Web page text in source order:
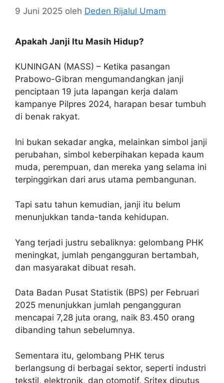
9 Juni 2025 oleh Deden Rijalul Umam
Apakah Janji Itu Masih Hidup?
KUNINGAN (MASS) – Ketika pasangan
Prabowo-Gibran mengumandangkan janji
penciptaan 19 juta lapangan kerja dalam
kampanye Pilpres 2024, harapan besar tumbuh
di benak rakyat.
Ini bukan sekadar angka, melainkan simbol janji
perubahan, simbol keberpihakan kepada kaum
muda, perempuan, dan mereka yang selama ini
terpinggirkan dari arus utama pembangunan.
Tapi satu tahun kemudian, janji itu belum
menunjukkan tanda-tanda kehidupan.
Yang terjadi justru sebaliknya: gelombang PHK
meningkat, jumlah pengangguran bertambah,
dan masyarakat dibuat resah.
Data Badan Pusat Statistik (BPS) per Februari
2025 menunjukkan jumlah pengangguran
mencapai 7,28 juta orang, naik 83.450 orang
dibanding tahun sebelumnya.
Sementara itu, gelombang PHK terus
berlangsung di berbagai sektor, seperti industri
tekstil, elektronik, dan otomotif. Sritex diputus